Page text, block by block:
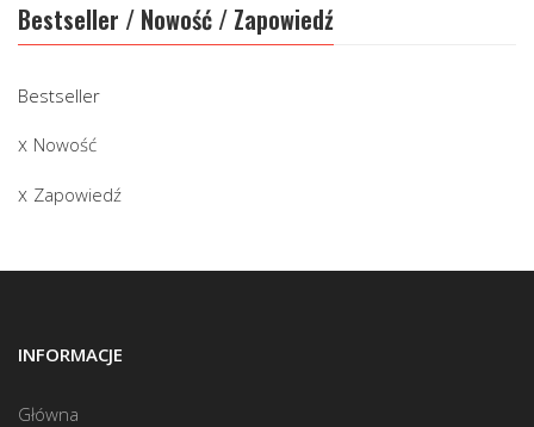
Bestseller / Nowość / Zapowiedź
Bestseller
Nowość
Zapowiedź
INFORMACJE
Główna